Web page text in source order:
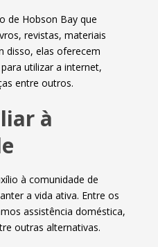
de Hobson Bay que
revistas, materiais
disso, elas oferecem
utilizar a internet,
entre outros.
à
à comunidade de
a vida ativa. Entre os
assistência doméstica,
outras alternativas.